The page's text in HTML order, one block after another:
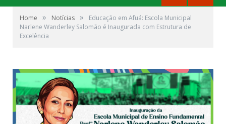
Home » Notícias »
Educação em Afuá: Escola Municipal
Narlene Wanderley Salomão é Inaugurada com Estrutura de
Excelência